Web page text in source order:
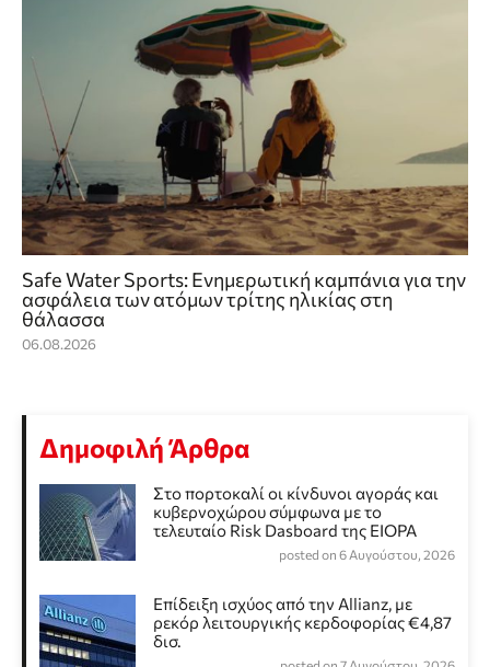
Safe Water Sports: Eνημερωτική καμπάνια για την
ασφάλεια των ατόμων τρίτης ηλικίας στη
θάλασσα
06.08.2026
Δημοφιλή Άρθρα
Στο πορτοκαλί οι κίνδυνοι αγοράς και
κυβερνοχώρου σύμφωνα με το
τελευταίο Risk Dasboard της EIOPA
posted on 6 Αυγούστου, 2026
Επίδειξη ισχύος από την Allianz, με
ρεκόρ λειτουργικής κερδοφορίας €4,87
δισ.